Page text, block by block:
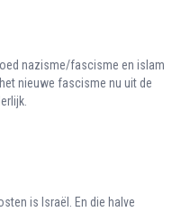
nazisme/fascisme en islam
nieuwe fascisme nu uit de
is Israël. En die halve